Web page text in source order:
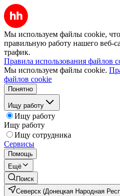
Мы используем файлы cookie,
правильную работу нашего веб-
трафик.
Правила использования файлов
Мы используем файлы cookie.
файлов cookie
Понятно
Ищу работу
Ищу работу
Ищу работу
Ищу сотрудника
Сервисы
Помощь
Ещё
Поиск
Северск (Донецкая Народная